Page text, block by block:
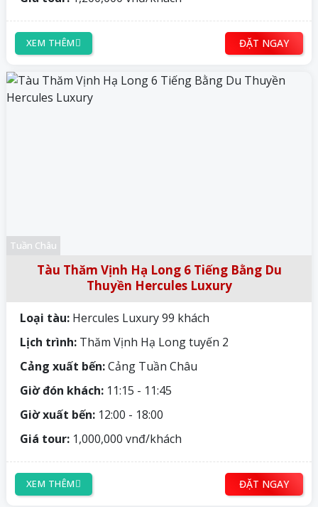
XEM THÊM ĐẶT NGAY
Tuần Châu
Tàu Thăm Vịnh Hạ Long 6 Tiếng Bằng Du
Thuyền Hercules Luxury
Loại tàu: Hercules Luxury 99 khách
Lịch trình: Thăm Vịnh Hạ Long tuyến 2
Cảng xuất bến:Cảng Tuần Châu
Giờ đón khách: 11:15 - 11:45
Giờ xuất bến: 12:00 - 18:00
Giá tour: 1,000,000 vnđ/khách
XEM THÊM ĐẶT NGAY